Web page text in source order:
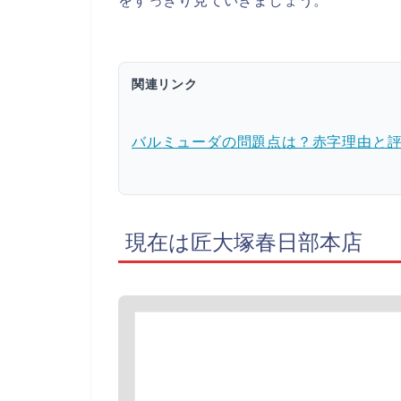
関連リンク
バルミューダの問題点は？赤字理由と
現在は匠大塚春日部本店